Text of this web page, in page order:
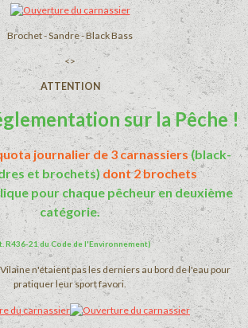
Brochet - Sandre - Black Bass
<>
ATTENTION
sur la Pêche !
journalier de 3 carnassiers(black-
et brochets) dont 2 brochets
pour chaque pêcheur en deuxième
catégorie.
R436-21 du Code de l'Environnement)
n'étaient pas les derniers au bord de l'eau pour
pratiquer leur sport favori.